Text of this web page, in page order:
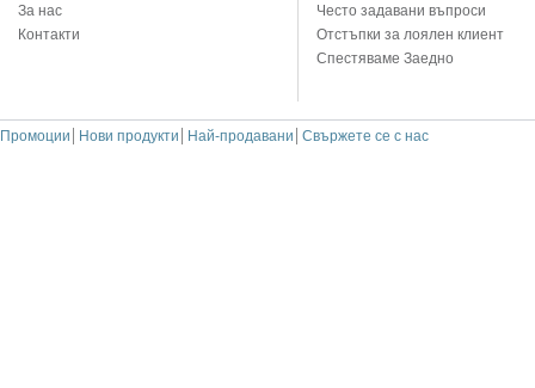
За нас
Контакти
Често задавани въпроси
Отстъпки за лоялен клиент
Спестяваме Заедно
Промоции Нови продукти Най-продавани Свържете се с нас